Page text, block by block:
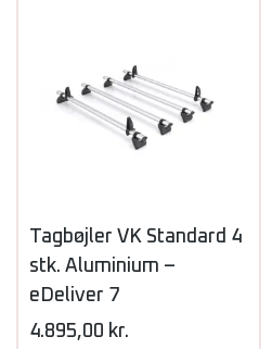
Tagbøjler VK Standard 4
stk. Aluminium –
eDeliver 7
4.895,00 kr.